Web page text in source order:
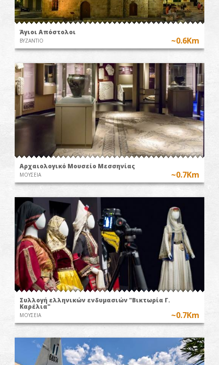
Άγιοι Απόστολοι
ΒΥΖΑΝΤΙΟ ~0.6Km
Αρχαιολογικό Μουσείο Μεσσηνίας
ΜΟΥΣΕΙΑ ~0.7Km
Συλλογή ελληνικών ενδυμασιών "Βικτωρία Γ.
Καρέλια"
ΜΟΥΣΕΙΑ ~0.7Km